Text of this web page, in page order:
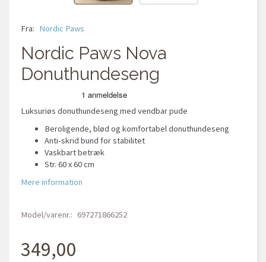
Fra: Nordic Paws
Nordic Paws Nova
Donuthundeseng
Luksuriøs donuthundeseng med vendbar pude
Beroligende, blød og komfortabel donuthundeseng
Anti-skrid bund for stabilitet
Vaskbart betræk
Str. 60 x 60 cm
Mere information
Model/varenr.: 697271866252
349,00